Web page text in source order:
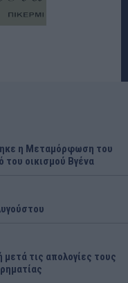
η Μεταμόρφωση του
οικισμού Βγένα
τις απολογίες τους